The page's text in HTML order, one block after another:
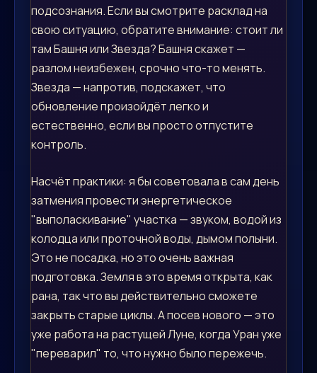
подсознания. Если вы смотрите расклад на
свою ситуацию, обратите внимание: стоит ли
там Башня или Звезда? Башня скажет —
разлом неизбежен, срочно что-то менять.
Звезда — напротив, подскажет, что
обновление произойдёт легко и
естественно, если вы просто отпустите
контроль.
Насчёт практики: я бы советовала в сам день
затмения провести энергетическое
"выполаскивание" участка — звуком, водой из
колодца или проточной воды, дымом полыни.
Это не посадка, но это очень важная
подготовка. Земля в это время открыта, как
рана, так что вы действительно сможете
закрыть старые циклы. А посев нового — это
уже работа на растущей Луне, когда Уран уже
"переварил" то, что нужно было пережечь.